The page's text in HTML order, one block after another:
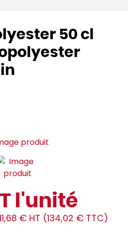
50 cl
l'unité
€ HT (134,02 € TTC)